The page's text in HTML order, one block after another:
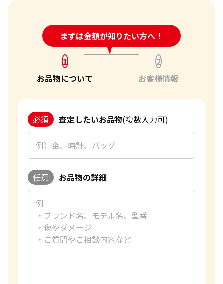
まずは金額が知りたい方へ！
24時間受付中!問い合わせフォーム
1
お品物について
2
お客様情報
必須 査定したいお品物(複数入力可)
任意 お品物の詳細